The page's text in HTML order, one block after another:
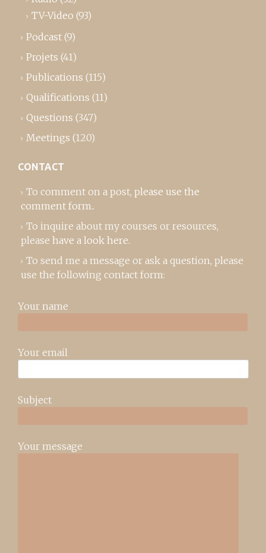
TV-Video (93)
Podcast (9)
Projets (41)
Publications (115)
Qualifications (11)
Questions (347)
Meetings (120)
CONTACT
To comment on a post, please use the
comment form..
To inquire about my courses or resources,
please have a look here.
To send me a message or ask a question, please
use the following contact form:
Your name
Your email
Subject
Your message